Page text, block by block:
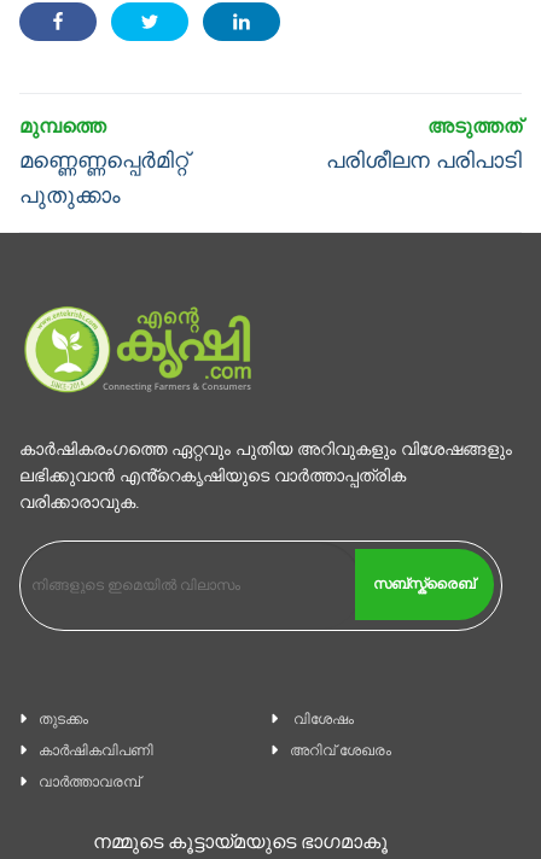
navigation
Previous
post:
മണ്ണെണ്ണപ്പെർമിറ്റ്
പുതുക്കാം
Next
പരിശീലന പരിപാടി
കാര്‍ഷികരംഗത്തെ ഏറ്റവും പുതിയ അറിവുകളും വിശേഷങ്ങളും
ലഭിക്കുവാന്‍ എൻ്റെകൃഷിയുടെ വാര്‍ത്താപ്പത്രിക
വരിക്കാരാവുക.
സബ്സ്ക്രൈബ്
തുടക്കം
കാ‍ർഷികവിപണി
വാര്‍ത്താവരമ്പ്
വിശേഷം
അറിവ് ശേഖരം
നമ്മുടെ കൂട്ടായ്മയുടെ ഭാഗമാകൂ